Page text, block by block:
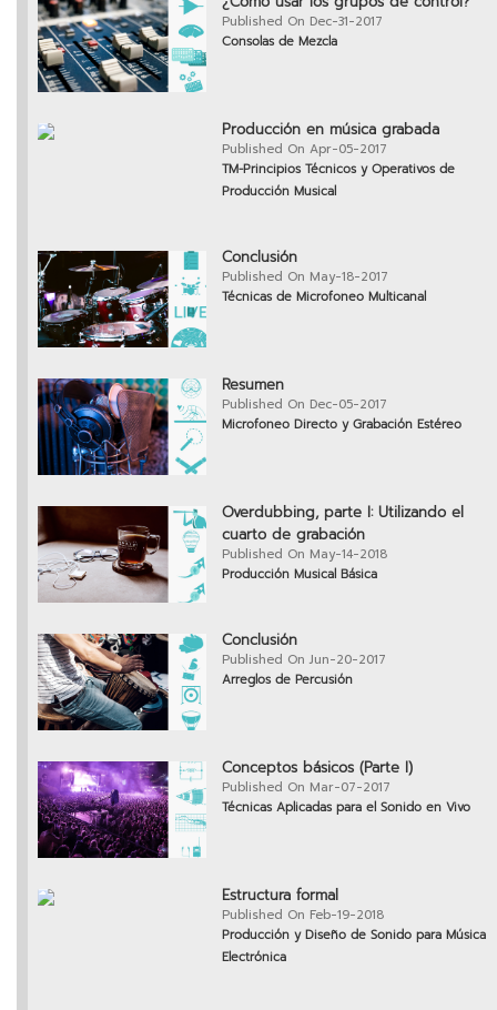
Published On Dec-31-2017
Consolas de Mezcla
Producción en música grabada
Published On Apr-05-2017
TM-Principios Técnicos y Operativos de
Producción Musical
Conclusión
Published On May-18-2017
Técnicas de Microfoneo Multicanal
Resumen
Published On Dec-05-2017
Microfoneo Directo y Grabación Estéreo
Overdubbing, parte I: Utilizando el
cuarto de grabación
Published On May-14-2018
Producción Musical Básica
Conclusión
Published On Jun-20-2017
Arreglos de Percusión
Conceptos básicos (Parte I)
Published On Mar-07-2017
Técnicas Aplicadas para el Sonido en Vivo
Estructura formal
Published On Feb-19-2018
Producción y Diseño de Sonido para Música
Electrónica